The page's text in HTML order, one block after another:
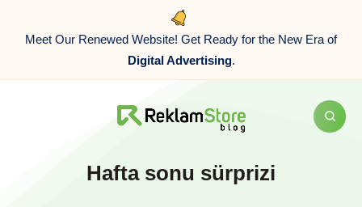
Meet Our Renewed Website! Get Ready for the New Era of
Digital Advertising.
Hafta sonu sürprizi